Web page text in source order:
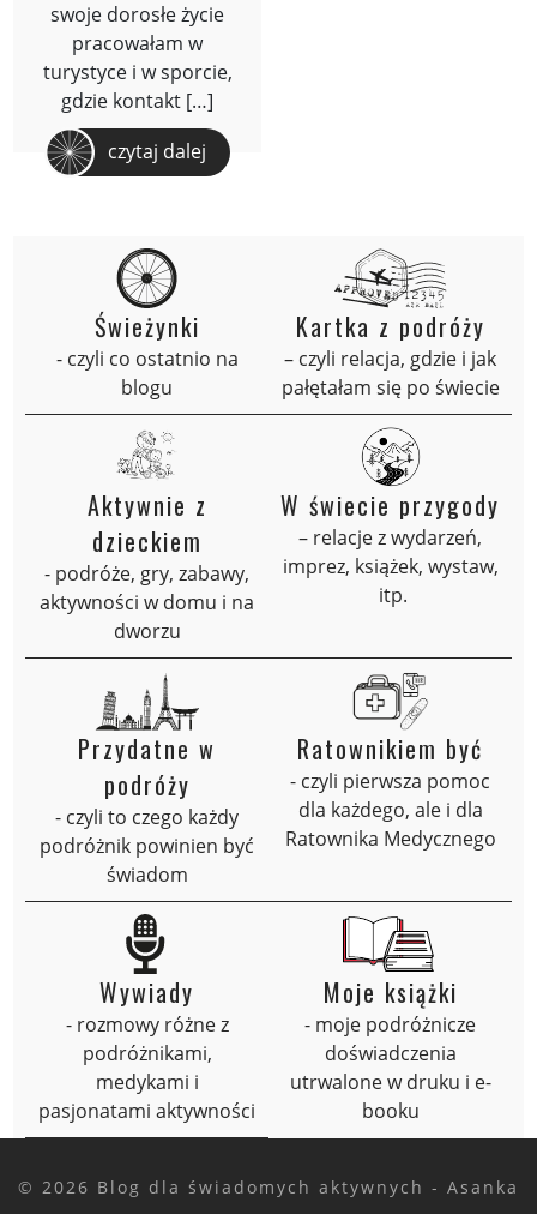
swoje dorosłe życie
pracowałam w
turystyce i w sporcie,
gdzie kontakt […]
czytaj dalej
Świeżynki
- czyli co ostatnio na
blogu
Kartka z podróży
– czyli relacja, gdzie i jak
pałętałam się po świecie
Aktywnie z
dzieckiem
- podróże, gry, zabawy,
aktywności w domu i na
dworzu
W świecie przygody
– relacje z wydarzeń,
imprez, książek, wystaw,
itp.
Przydatne w
podróży
- czyli to czego każdy
podróżnik powinien być
świadom
Ratownikiem być
- czyli pierwsza pomoc
dla każdego, ale i dla
Ratownika Medycznego
Wywiady
- rozmowy różne z
podróżnikami,
medykami i
pasjonatami aktywności
Moje książki
- moje podróżnicze
doświadczenia
utrwalone w druku i e-
booku
© 2026 Blog dla świadomych aktywnych - Asanka